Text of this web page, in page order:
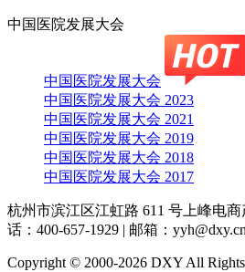
中国医院发展大会
中国医院发展大会
中国医院发展大会 2023
中国医院发展大会 2021
中国医院发展大会 2019
中国医院发展大会 2018
中国医院发展大会 2017
杭州市滨江区江虹路 611 号上峰电商
话：400-657-1929 | 邮箱：yyh@dxy.cn
Copyright © 2000-2026 DXY All Rights